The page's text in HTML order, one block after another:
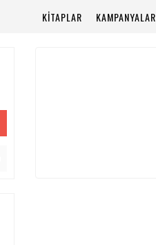
KİTAPLAR KAMPANYALAR